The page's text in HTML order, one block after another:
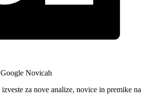
Novicah
za nove analize, novice in premike na